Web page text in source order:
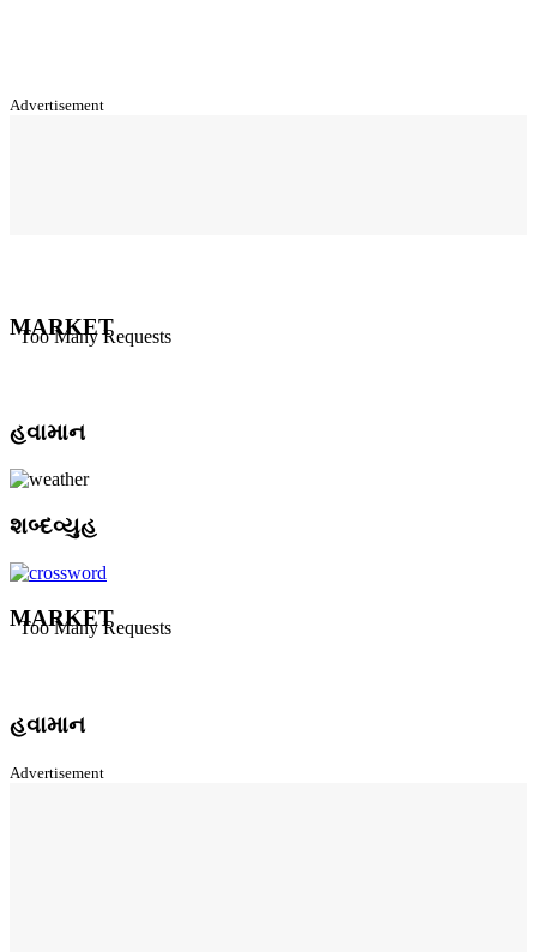
Advertisement
MARKET
હવામાન
શબ્દવ્યુહ
MARKET
હવામાન
Advertisement